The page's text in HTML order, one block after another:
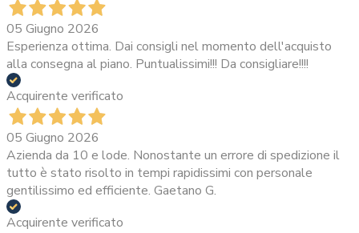
05 Giugno 2026
Esperienza ottima. Dai consigli nel momento dell'acquisto
alla consegna al piano. Puntualissimi!!! Da consigliare!!!!
Acquirente verificato
05 Giugno 2026
Azienda da 10 e lode. Nonostante un errore di spedizione il
tutto è stato risolto in tempi rapidissimi con personale
gentilissimo ed efficiente. Gaetano G.
Acquirente verificato